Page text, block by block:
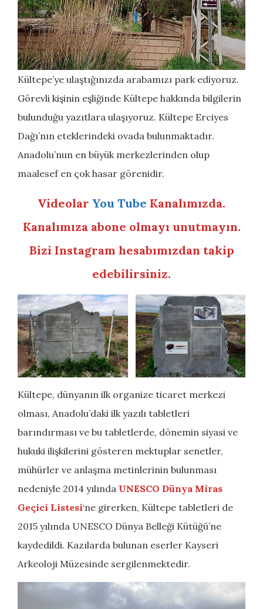
Kültepe’ye ulaştığınızda arabamızı park ediyoruz.
Görevli kişinin eşliğinde Kültepe hakkında bilgilerin
bulunduğu yazıtlara ulaşıyoruz. Kültepe Erciyes
Dağı’nın eteklerindeki ovada bulunmaktadır.
Anadolu’nun en büyük merkezlerinden olup
maalesef en çok hasar görenidir.
Videolar You Tube Kanalımızda.
Kanalımıza abone olmayı unutmayın.
Bizi Instagram hesabımızdan takip
edebilirsiniz.
Kültepe, dünyanın ilk organize ticaret merkezi
olması, Anadolu’daki ilk yazılı tabletleri
barındırması ve bu tabletlerde, dönemin siyasi ve
hukuki ilişkilerini gösteren mektuplar senetler,
mühürler ve anlaşma metinlerinin bulunması
nedeniyle 2014 yılında UNESCO Dünya Miras
Geçici Listesi‘ne girerken, Kültepe tabletleri de
2015 yılında UNESCO Dünya Belleği Kütüğü’ne
kaydedildi. Kazılarda bulunan eserler Kayseri
Arkeoloji Müzesinde sergilenmektedir.